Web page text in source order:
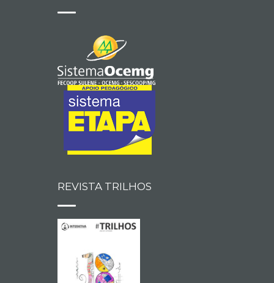
REVISTA TRILHOS